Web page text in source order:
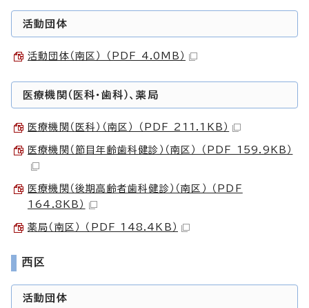
活動団体
活動団体（南区） （PDF 4.0MB）
医療機関（医科・歯科）、薬局
医療機関（医科）（南区） （PDF 211.1KB）
医療機関（節目年齢歯科健診）（南区） （PDF 159.9KB）
医療機関（後期高齢者歯科健診）（南区） （PDF
164.8KB）
薬局（南区） （PDF 148.4KB）
西区
活動団体